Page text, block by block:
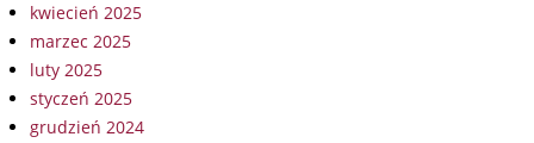
kwiecień 2025
marzec 2025
luty 2025
styczeń 2025
grudzień 2024